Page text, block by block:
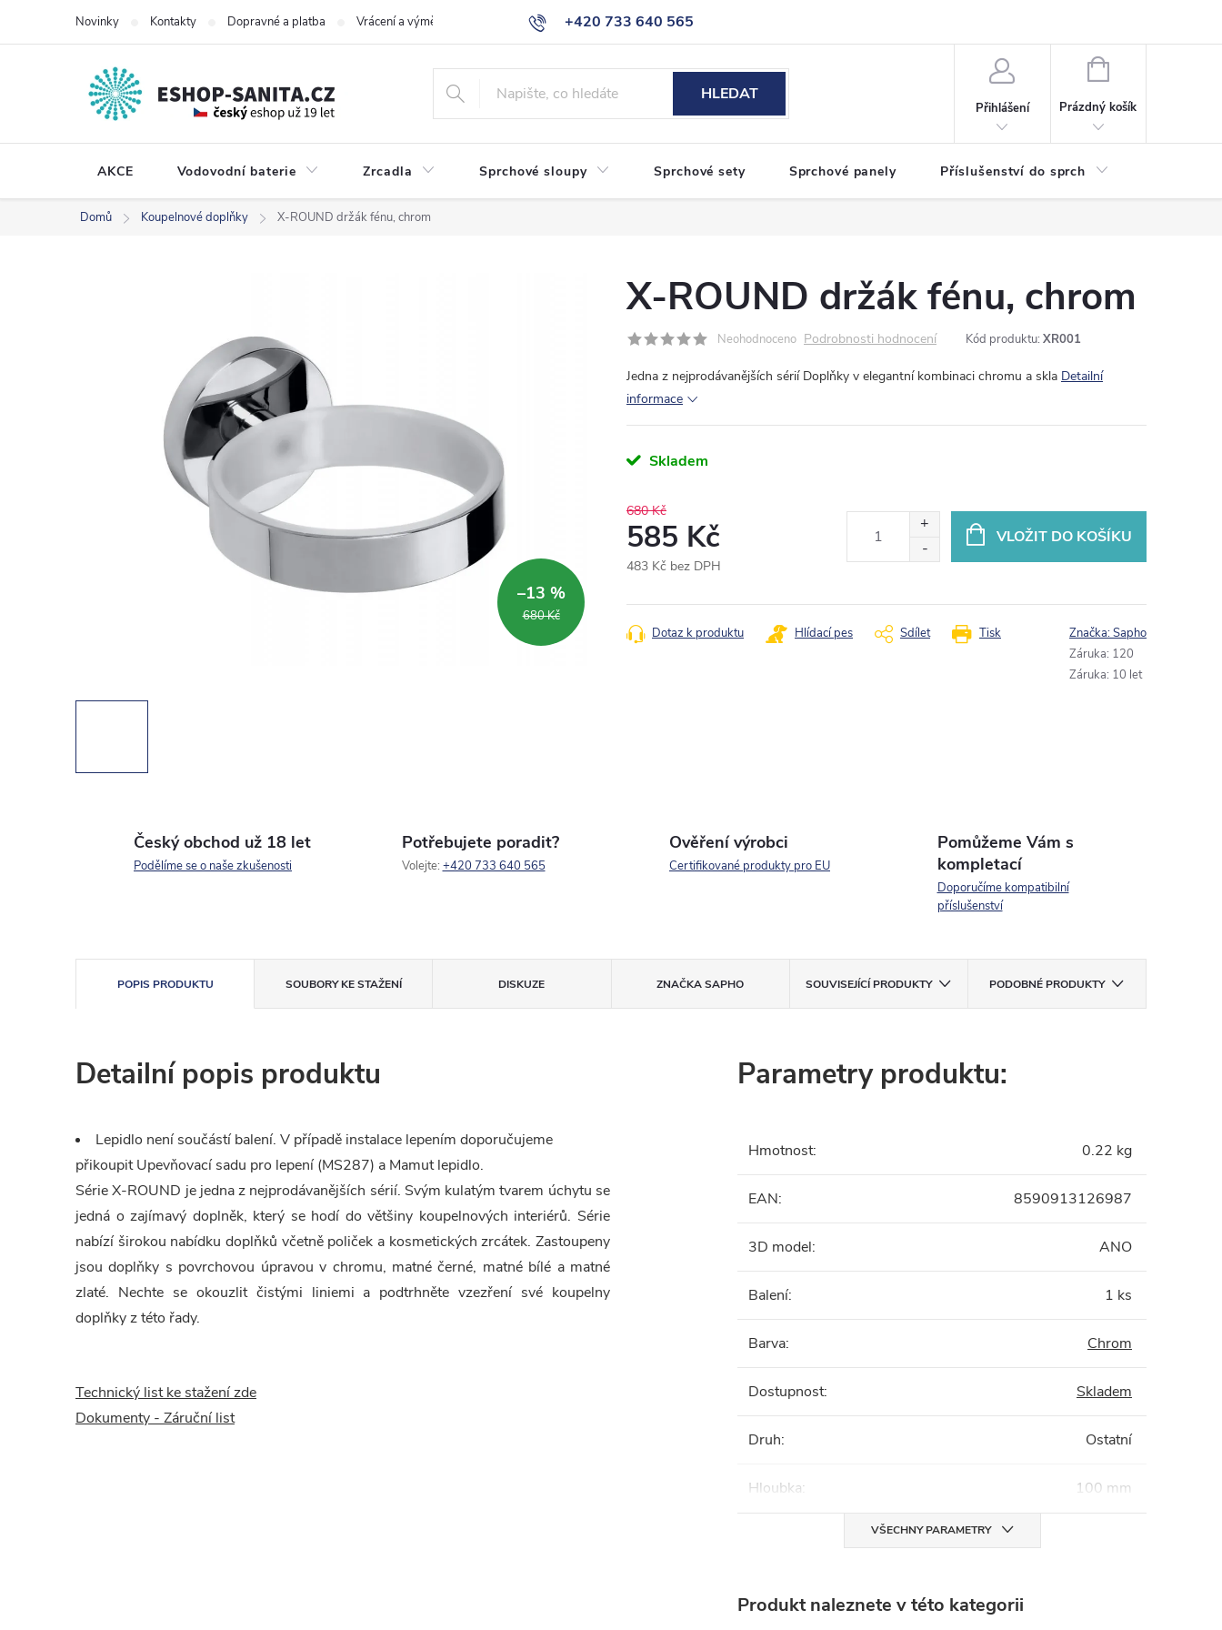
+420 733 640 565
info@eshop-sanita.cz
Novinky Kontakty Dopravné a platba Vrácení a výměna zboží Reklamace Obchodní podmínky
HLEDAT
Přihlášení
NÁKUPNÍ
Prázdný košík
AKCE Vodovodní baterie Zrcadla Sprchové sloupy Sprchové sety Sprchové panely Příslušenství do sprch
Domů Koupelnové doplňky X-ROUND držák fénu, chrom
680 Kč
–13 %
X-ROUND držák fénu, chrom
Neohodnoceno Podrobnosti hodnocení Kód produktu: XR001
Jedna z nejprodávanějších sérií Doplňky v elegantní kombinaci chromu a skla Detailní
informace
Skladem
680 Kč
585 Kč
483 Kč bez DPH
cena:
VLOŽIT DO KOŠÍKU
Tisk
Dotaz k produktu Hlídací pes Sdílet Značka:Sapho
Záruka: 120
Záruka: 10 let
Český obchod už 18 let
Podělíme se o naše zkušenosti
Potřebujete poradit?
Volejte: +420 733 640 565
Ověření výrobci
Certifikované produkty pro EU
Pomůžeme Vám s
kompletací
Doporučíme kompatibilní
příslušenství
POPIS PRODUKTU SOUBORY KE STAŽENÍ DISKUZE ZNAČKASAPHO SOUVISEJÍCÍ PRODUKTY PODOBNÉ PRODUKTY
Detailní popis produktu
Lepidlo není součástí balení. V případě instalace lepením doporučujeme
přikoupit Upevňovací sadu pro lepení (MS287) a Mamut lepidlo.
Série X-ROUND je jedna z nejprodávanějších sérií. Svým kulatým tvarem úchytu se
jedná o zajímavý doplněk, který se hodí do většiny koupelnových interiérů. Série
nabízí širokou nabídku doplňků včetně poliček a kosmetických zrcátek. Zastoupeny
jsou doplňky s povrchovou úpravou v chromu, matné černé, matné bílé a matné
zlaté. Nechte se okouzlit čistými liniemi a podtrhněte vzezření své koupelny
doplňky z této řady.
Technický list ke stažení zde
Dokumenty - Záruční list
Parametry produktu:
Hmotnost: 0.22 kg
EAN: 8590913126987
3D model: ANO
Balení: 1 ks
Barva: Chrom
Dostupnost: Skladem
Druh: Ostatní
Hloubka: 100 mm
VŠECHNY PARAMETRY
Produkt naleznete v této kategorii